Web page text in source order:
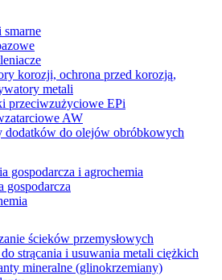
smarne
korozji, ochrona przed korozją,
metali
przeciwzużyciowe EPi
AW
dodatków do olejów obróbkowych
gospodarcza i agrochemia
gospodarcza
ścieków przemysłowych
strącania i usuwania metali ciężkich
mineralne (glinokrzemiany)